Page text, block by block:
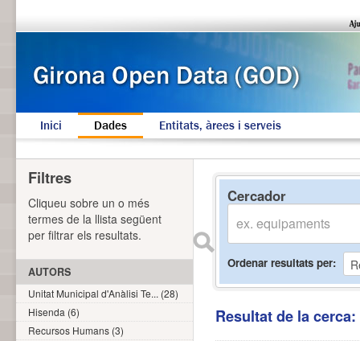
Inici Dades Entitats, àrees i serveis
Cercador
Ordenar resultats per
Resultat de la
Filtres
Cliqueu sobre un o més
termes de la llista següent
per filtrar els resultats.
AUTORS
Unitat Municipal d'Anàlisi Te... (28)
Hisenda (6)
Recursos Humans (3)